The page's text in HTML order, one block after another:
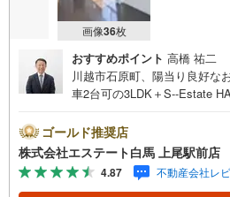
画像36枚
おすすめポイント 高橋 祐二
川越市石原町、陽当り良好な
車2台可の3LDK＋S--Estate
好。開放的な毎日を実感。・
車の出し入れも楽々。・お車
も安心の広さ。・開放感ある
く感じます。・収納力のある
ゴールド推奨店
株式会社エステート白馬 上尾駅前店
4.87 不動産会社レ